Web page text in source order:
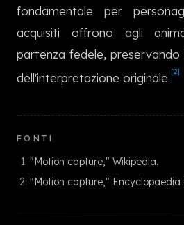
fondamentale per
acquisiti offrono agli
partenza fedele,
dell'interpretazione originale. [2]
FONTI
"Motion capture," Wikipedia.
"Motion capture," Encyclopaedia